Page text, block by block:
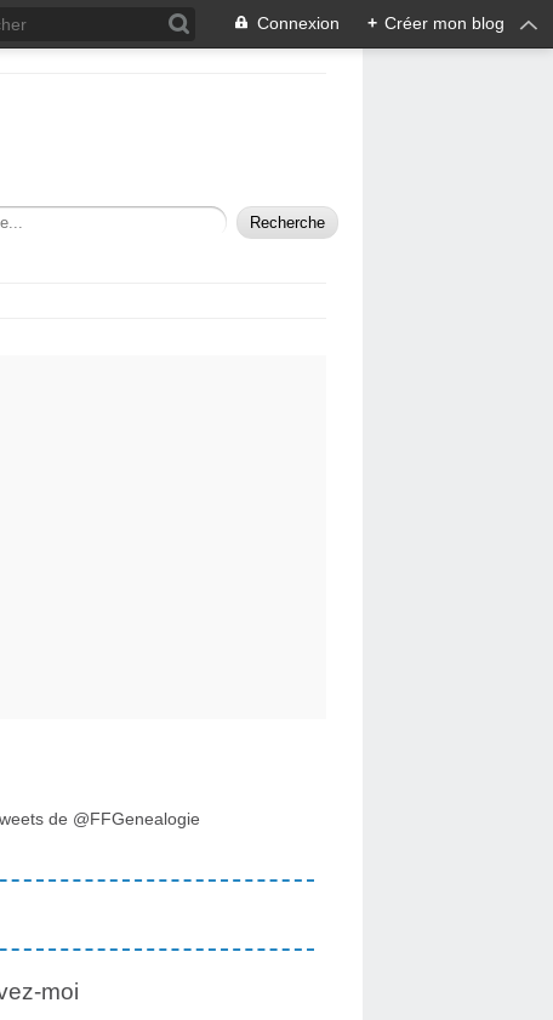
Connexion + Créer mon blog
de @FFGenealogie
moi